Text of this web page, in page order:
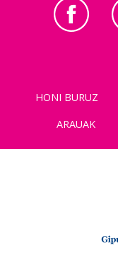
HONI BURUZ
ARAUAK